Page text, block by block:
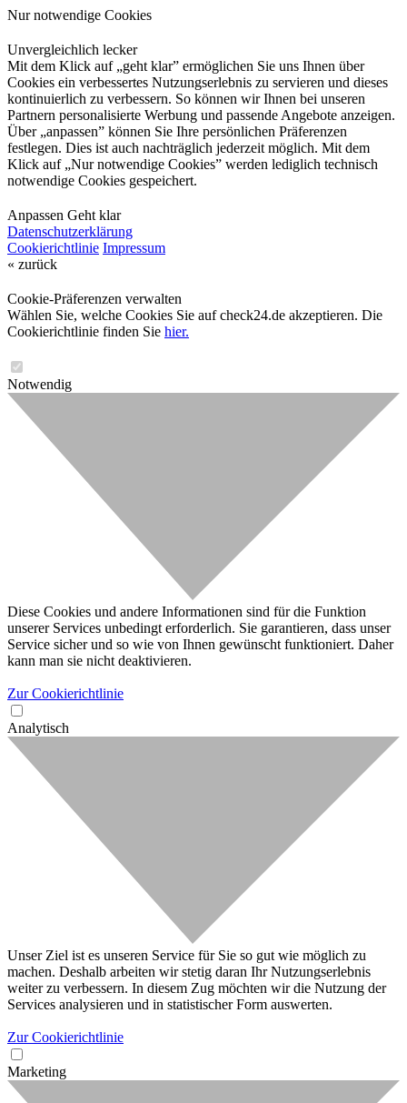
Nur notwendige Cookies
Unvergleichlich lecker
Mit dem Klick auf „geht klar” ermöglichen Sie uns Ihnen über
Cookies ein verbessertes Nutzungserlebnis zu servieren und dieses
kontinuierlich zu verbessern. So können wir Ihnen bei unseren
Partnern personalisierte Werbung und passende Angebote anzeigen.
Über „anpassen” können Sie Ihre persönlichen Präferenzen
festlegen. Dies ist auch nachträglich jederzeit möglich. Mit dem
Klick auf „Nur notwendige Cookies” werden lediglich technisch
notwendige Cookies gespeichert.
Anpassen Geht klar
Datenschutzerklärung
Cookierichtlinie Impressum
« zurück
Cookie-Präferenzen verwalten
Wählen Sie, welche Cookies Sie auf check24.de akzeptieren. Die
Cookierichtlinie finden Sie hier.
Notwendig
Diese Cookies und andere Informationen sind für die Funktion
unserer Services unbedingt erforderlich. Sie garantieren, dass unser
Service sicher und so wie von Ihnen gewünscht funktioniert. Daher
kann man sie nicht deaktivieren.
Zur Cookierichtlinie
Analytisch
Unser Ziel ist es unseren Service für Sie so gut wie möglich zu
machen. Deshalb arbeiten wir stetig daran Ihr Nutzungserlebnis
weiter zu verbessern. In diesem Zug möchten wir die Nutzung der
Services analysieren und in statistischer Form auswerten.
Zur Cookierichtlinie
Marketing